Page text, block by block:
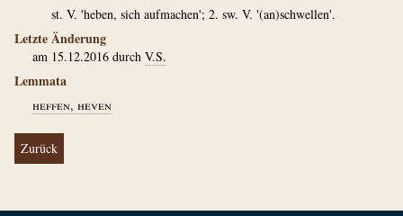
st. V. 'heben, sich aufmachen'; 2. sw. V. '(an)schwellen'.
Letzte Änderung
am 15.12.2016 durch V.S.
Lemmata
heffen, heven
Zurück